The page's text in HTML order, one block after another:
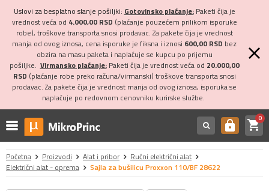
Uslovi za besplatno slanje pošiljki: Gotovinsko plaćanje:Paketi čija je
vrednost veća od 4.000,00 RSD (plaćanje pouzećem prilikom isporuke
robe), troškove transporta snosi prodavac. Za pakete čija je vrednost
manja od ovog iznosa, cena isporuke je fiksna i iznosi 600,00 RSD bez
obzira na masu paketa i naplaćuje se kupcu po prijemu
pošiljke. Virmansko plaćanje:Paketi čija je vrednost veća od 20.000,00
RSD (plaćanje robe preko računa/virmanski) troškove transporta snosi
prodavac. Za pakete čija je vrednost manja od ovog iznosa, isporuka se
naplaćuje po redovnom cenovniku kurirske službe.
https shopping_cart0
Početna Proizvodi Alat i pribor
Ručni električni alat
Električni alat - oprema
Sajla za bušilicu Proxxon 110/BF 28622